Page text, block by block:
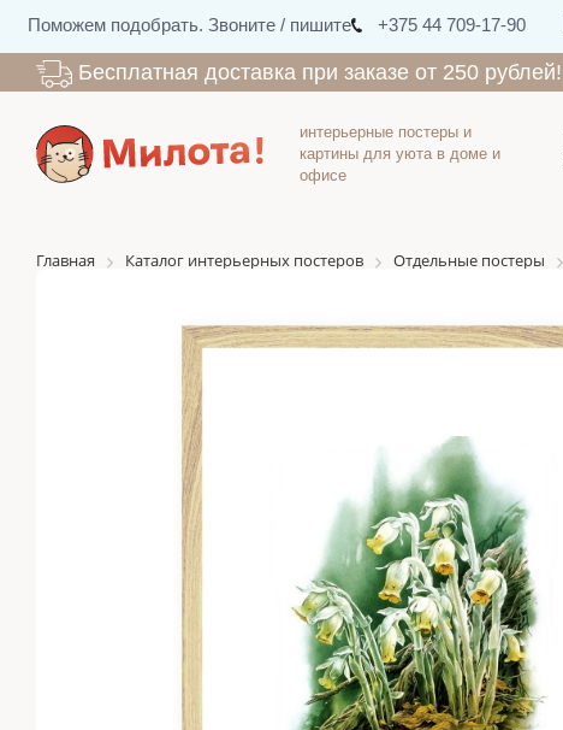
Поможем подобрать. Звоните / пишите +375 44 709-17-90
Бесплатная доставка при заказе от 250 рублей!
интерьерные постеры и
картины для уюта в доме и
офисе
Главная Каталог интерьерных постеров Отдельные постеры